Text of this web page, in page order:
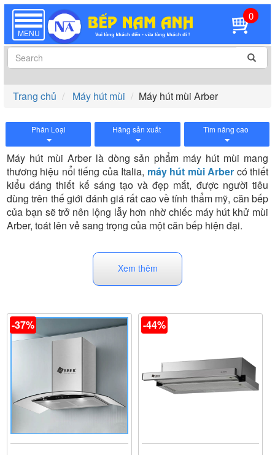
TOGGLE
NAVIGATION
MENU
0
Trang chủ Máy hút mùi Máy hút mùi Arber
Phân Loại Hãng sản xuất Tìm nâng cao
Máy hút mùi Arber là dòng sản phẩm máy hút mùi mang
thương hiệu nổi tiếng của Italia, máy hút mùi Arber có thiết
kiểu dáng thiết kế sáng tạo và đẹp mắt, được người tiêu
dùng trên thế giới đánh giá rất cao về tính thẩm mỹ, căn bếp
của bạn sẽ trở nên lộng lẫy hơn nhờ chiếc máy hút khử mùi
Arber, toát lên vẻ sang trọng của một căn bếp hiện đại.
tủ, máy hút mùi kính cong, máy hút mùi kính vát, giá dao
700M,máy hút mùi Arber AB-700E...
Sản phẩm máy hút mùi Arber chính hãng hiện nay đang
được phân phối và bảo hành chính hãng trên toàn quốc tại
thị trường Việt Nam. Để được tư vấn và mua hàng bạn hãy
Bếp Nam Anh, hiện nay chúng tôi
đang có chương trình khuyến mại lớn hấp dẫn, liên hệ trực
tiếp để được tư vấn và mua hàng với giá ưu đãi.
Xem thêm
-37% -44%